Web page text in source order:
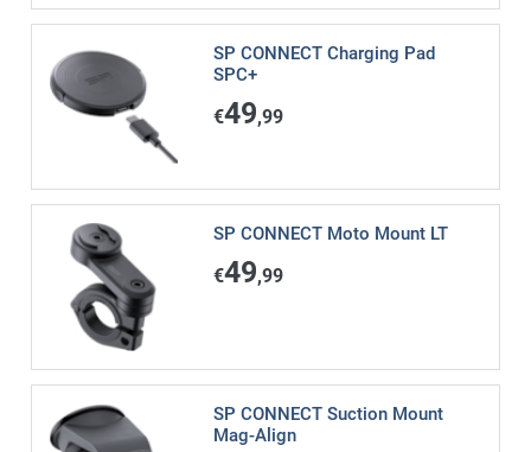
SP CONNECT Charging Pad
SPC+
€49,99
SP CONNECT Moto Mount LT
€49,99
SP CONNECT Suction Mount
Mag-Align